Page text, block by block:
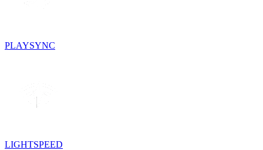
PLAYSYNC
LIGHTSPEED